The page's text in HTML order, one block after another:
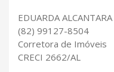
EDUARDA ALCANTARA
(82) 99127-8504
Corretora de Imóveis
CRECI 2662/AL